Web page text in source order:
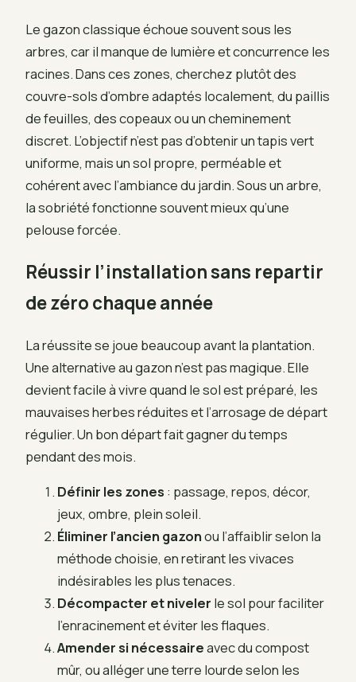
Le gazon classique échoue souvent sous les
arbres, car il manque de lumière et concurrence les
racines. Dans ces zones, cherchez plutôt des
couvre-sols d’ombre adaptés localement, du paillis
de feuilles, des copeaux ou un cheminement
discret. L’objectif n’est pas d’obtenir un tapis vert
uniforme, mais un sol propre, perméable et
cohérent avec l’ambiance du jardin. Sous un arbre,
la sobriété fonctionne souvent mieux qu’une
pelouse forcée.
Réussir l’installation sans repartir
de zéro chaque année
La réussite se joue beaucoup avant la plantation.
Une alternative au gazon n’est pas magique. Elle
devient facile à vivre quand le sol est préparé, les
mauvaises herbes réduites et l’arrosage de départ
régulier. Un bon départ fait gagner du temps
pendant des mois.
Définir les zones : passage, repos, décor,
jeux, ombre, plein soleil.
Éliminer l’ancien gazonou l’affaiblir selon la
méthode choisie, en retirant les vivaces
indésirables les plus tenaces.
Décompacter et niveler le sol pour faciliter
l’enracinement et éviter les flaques.
Amender si nécessaireavec du compost
mûr, ou alléger une terre lourde selon les